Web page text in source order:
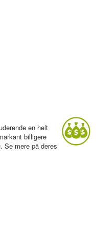
en helt
billigere
Se mere på deres